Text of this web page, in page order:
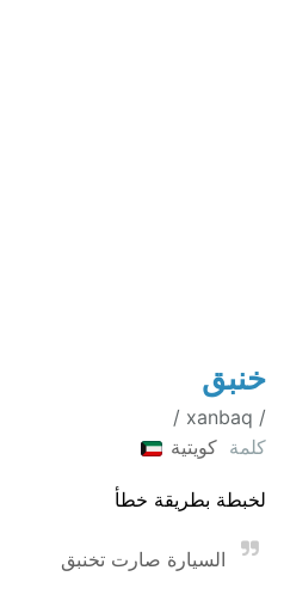
خنبق
/ xanbaq /
كلمة كويتية
لخبطة بطريقة خطأ
السيارة صارت تخنبق